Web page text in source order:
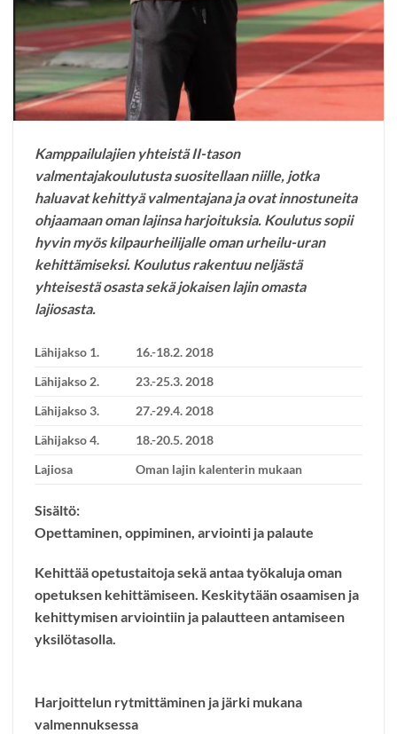
Kamppailulajien yhteistä II-tason
valmentajakoulutusta suositellaan niille, jotka
haluavat kehittyä valmentajana ja ovat innostuneita
ohjaamaan oman lajinsa harjoituksia. Koulutus sopii
hyvin myös kilpaurheilijalle oman urheilu-uran
kehittämiseksi. Koulutus rakentuu neljästä
yhteisestä osasta sekä jokaisen lajin omasta
lajiosasta.
Lähijakso 1.
16.-18.2. 2018
Lähijakso 2.
23.-25.3. 2018
Lähijakso 3.
27.-29.4. 2018
Lähijakso 4.
18.-20.5. 2018
Lajiosa
Oman lajin kalenterin mukaan
Sisältö:
Opettaminen, oppiminen, arviointi ja palaute
Kehittää opetustaitoja sekä antaa työkaluja oman
opetuksen kehittämiseen. Keskitytään osaamisen ja
kehittymisen arviointiin ja palautteen antamiseen
yksilötasolla.
Harjoittelun rytmittäminen ja järki mukana
valmennuksessa